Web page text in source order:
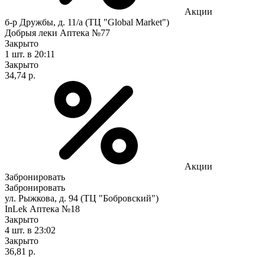
Акции
б-р Дружбы, д. 11/а (ТЦ "Global Market")
Добрыя леки Аптека №77
Закрыто
1 шт. в 20:11
Закрыто
34,74 р.
Акции
Забронировать
Забронировать
ул. Рыжкова, д. 94 (ТЦ "Бобровский")
InLek Аптека №18
Закрыто
4 шт. в 23:02
Закрыто
36,81 р.